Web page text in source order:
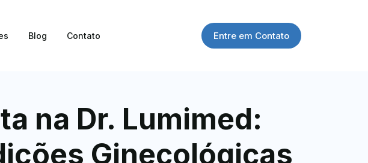
Blog Contato Entre em Contato
na Dr. Lumimed:
Ginecológicas